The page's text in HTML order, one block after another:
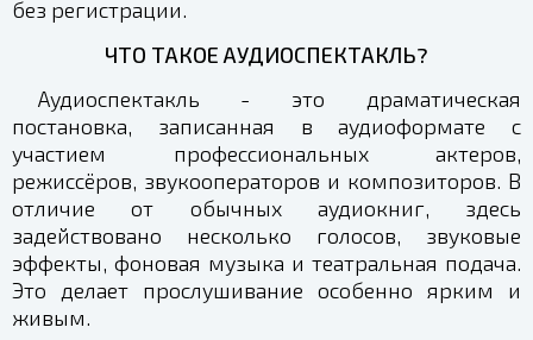
без регистрации.
ЧТО ТАКОЕ АУДИОСПЕКТАКЛЬ?
Аудиоспектакль - это драматическая
постановка, записанная в аудиоформате с
участием профессиональных актеров,
режиссёров, звукооператоров и композиторов. В
отличие от обычных аудиокниг, здесь
задействовано несколько голосов, звуковые
эффекты, фоновая музыка и театральная подача.
Это делает прослушивание особенно ярким и
живым.